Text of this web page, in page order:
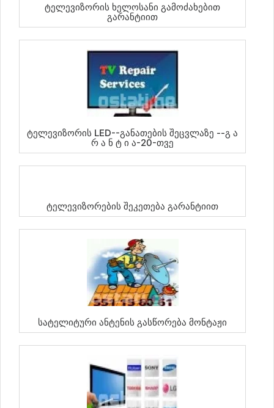
Ტელევიზორის Ხელოსანი Გამოძახებით
Გარანტიით
Ტელევიზორის LED--განათების Შეცვლაზე --Გ Ა
Რ Ა Ნ Ტ Ი Ა-20-Თვე
Ტელევიზორების Შეკეთება Გარანტიით
Სატელიტური Ანტენის Გასწორება Მონტაჟი